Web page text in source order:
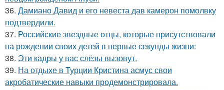
36. Дамиано Давид и его невеста дав камерон помолвку
подтвердили.
37. Российские звездные отцы, которые присутствовали
на рождении своих детей в первые секунды жизни:
38. Эти кадры у вас слёзы вызовут.
39. На отдыхе в Турции Кристина асмус свои
акробатические навыки продемонстрировала.